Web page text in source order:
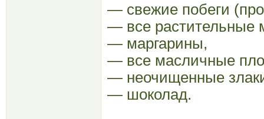
— свежие побеги
— все растительные
— маргарины,
— все масличные
— неочищенные
— шоколад.